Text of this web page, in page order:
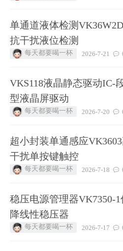
单通道液体检测
抗干扰液位检测
每天都要喝一杯 2026-7-21
VKS118液晶静态驱动IC-
型液晶屏驱动
每天都要喝一杯 2026-7-20
超小封装单通感应
干扰单按键触控
每天都要喝一杯 2026-7-18
稳压电源管理器VK7350-
降线性稳压器
每天都要喝一杯 2026-7-17